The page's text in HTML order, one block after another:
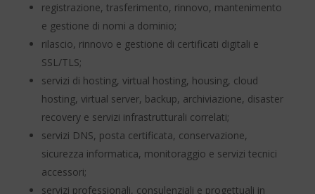
registrazione, trasferimento, rinnovo, mantenimento
e gestione di nomi a dominio;
rilascio, rinnovo e gestione di certificati digitali e
SSL/TLS;
servizi di hosting, virtual hosting, housing, cloud
hosting, virtual server, backup, archiviazione, disaster
recovery e servizi infrastrutturali correlati;
servizi DNS, posta certificata, conservazione,
sicurezza informatica, monitoraggio e servizi tecnici
accessori;
servizi professionali, consulenziali e progettuali in